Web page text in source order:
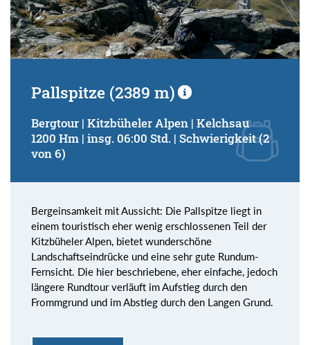
Pallspitze (2389 m)
Bergtour | Kitzbüheler Alpen | Kelchsau
1200 Hm | insg. 06:00 Std. | Schwierigkeit (2
von 6)
Bergeinsamkeit mit Aussicht: Die Pallspitze liegt in
einem touristisch eher wenig erschlossenen Teil der
Kitzbüheler Alpen, bietet wunderschöne
Landschaftseindrücke und eine sehr gute Rundum-
Fernsicht. Die hier beschriebene, eher einfache, jedoch
längere Rundtour verläuft im Aufstieg durch den
Frommgrund und im Abstieg durch den Langen Grund.